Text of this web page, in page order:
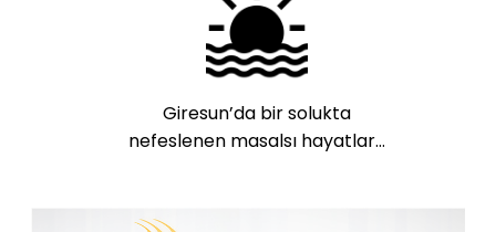
Giresun’da bir solukta
nefeslenen masalsı hayatlar…